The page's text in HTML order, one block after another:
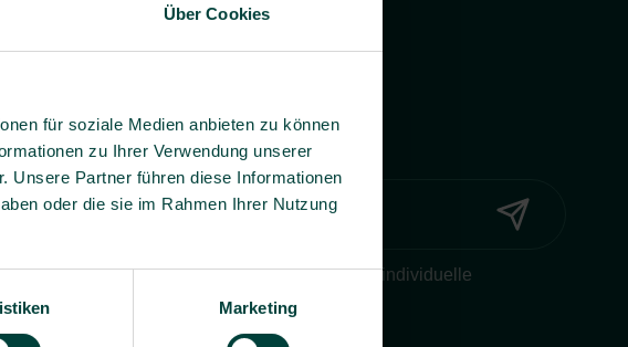
Über Cookies
für soziale Medien anbieten zu können
zu Ihrer Verwendung unserer
Unsere Partner führen diese Informationen
oder die sie im Rahmen Ihrer Nutzung
Marketing
bis auf Widerruf ein, dass BG prevent mir individuelle
und Informationen per E-Mail zusenden darf.